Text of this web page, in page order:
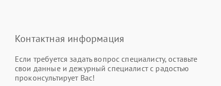
Контактная информация
Если требуется задать вопрос специалисту, оставьте
свои данные и дежурный специалист с радостью
проконсультирует Вас!